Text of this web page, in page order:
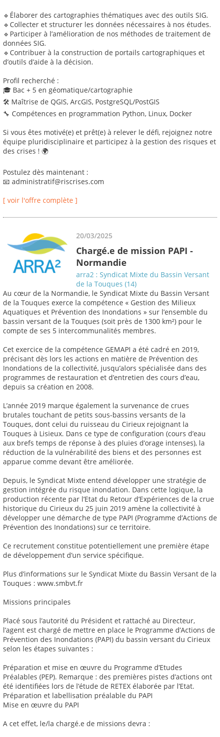
🔹Élaborer des cartographies thématiques avec des outils SIG.
🔹Collecter et structurer les données nécessaires à nos études.
🔹Participer à l’amélioration de nos méthodes de traitement de
données SIG.
🔹Contribuer à la construction de portails cartographiques et
d’outils d’aide à la décision.
Profil recherché :
🎓 Bac + 5 en géomatique/cartographie
🛠 Maîtrise de QGIS, ArcGIS, PostgreSQL/PostGIS
🔧 Compétences en programmation Python, Linux, Docker
Si vous êtes motivé(e) et prêt(e) à relever le défi, rejoignez notre
équipe pluridisciplinaire et participez à la gestion des risques et
des crises ! 🌍
Postulez dès maintenant :
📧 administratif@riscrises.com
[ voir l'offre complète ]
20/03/2025
Chargé.e de mission PAPI -
Normandie
arra2 : Syndicat Mixte du Bassin Versant
de la Touques (14)
Au cœur de la Normandie, le Syndicat Mixte du Bassin Versant
de la Touques exerce la compétence « Gestion des Milieux
Aquatiques et Prévention des Inondations » sur l’ensemble du
bassin versant de la Touques (soit près de 1300 km²) pour le
compte de ses 5 intercommunalités membres.
Cet exercice de la compétence GEMAPI a été cadré en 2019,
précisant dès lors les actions en matière de Prévention des
Inondations de la collectivité, jusqu’alors spécialisée dans des
programmes de restauration et d’entretien des cours d’eau,
depuis sa création en 2008.
L’année 2019 marque également la survenance de crues
brutales touchant de petits sous-bassins versants de la
Touques, dont celui du ruisseau du Cirieux rejoignant la
Touques à Lisieux. Dans ce type de configuration (cours d’eau
aux brefs temps de réponse à des pluies d’orage intenses), la
réduction de la vulnérabilité des biens et des personnes est
apparue comme devant être améliorée.
Depuis, le Syndicat Mixte entend développer une stratégie de
gestion intégrée du risque inondation. Dans cette logique, la
production récente par l’Etat du Retour d’Expériences de la crue
historique du Cirieux du 25 juin 2019 amène la collectivité à
développer une démarche de type PAPI (Programme d’Actions de
Prévention des Inondations) sur ce territoire.
Ce recrutement constitue potentiellement une première étape
de développement d’un service spécifique.
Plus d’informations sur le Syndicat Mixte du Bassin Versant de la
Touques : www.smbvt.fr
Missions principales
Placé sous l’autorité du Président et rattaché au Directeur,
l’agent est chargé de mettre en place le Programme d’Actions de
Prévention des Inondations (PAPI) du bassin versant du Cirieux
selon les étapes suivantes :
Préparation et mise en œuvre du Programme d’Etudes
Préalables (PEP). Remarque : des premières pistes d’actions ont
été identifiées lors de l’étude de RETEX élaborée par l’Etat.
Préparation et labellisation préalable du PAPI
Mise en œuvre du PAPI
A cet effet, le/la chargé.e de missions devra :